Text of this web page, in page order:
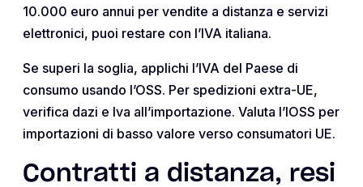
10.000 euro annui per vendite a distanza e servizi
elettronici, puoi restare con l’IVA italiana.
Se superi la soglia, applichi l’IVA del Paese di
consumo usando l’OSS. Per spedizioni extra-UE,
verifica dazi e Iva all’importazione. Valuta l’IOSS per
importazioni di basso valore verso consumatori UE.
Contratti a distanza, resi